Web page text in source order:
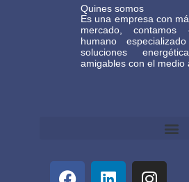
Quines somos
Es una empresa con
mercado,
humano
soluciones
amigables con el medio